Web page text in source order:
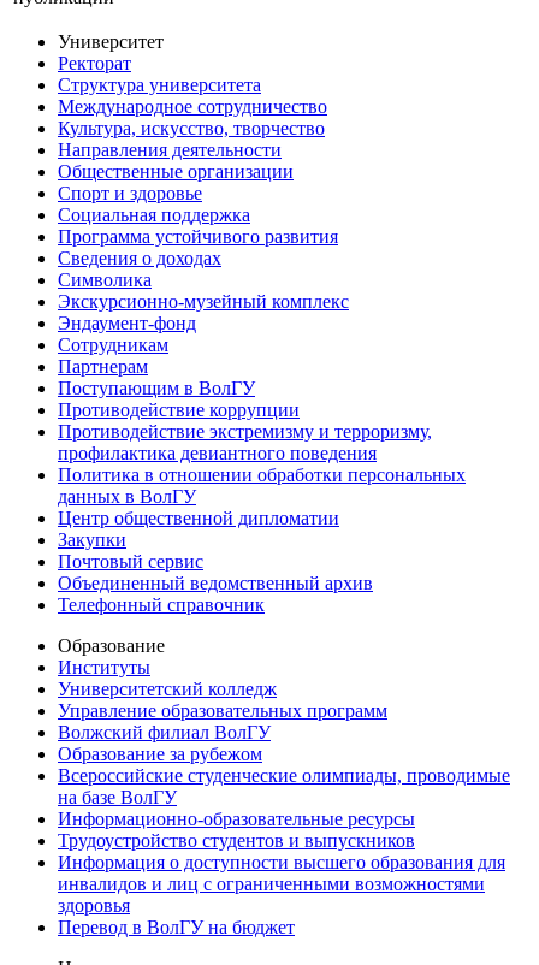
Университет
Ректорат
Структура университета
Международное сотрудничество
Культура, искусство, творчество
Направления деятельности
Общественные организации
Спорт и здоровье
Социальная поддержка
Программа устойчивого развития
Сведения о доходах
Символика
Экскурсионно-музейный комплекс
Эндаумент-фонд
Сотрудникам
Партнерам
Поступающим в ВолГУ
Противодействие коррупции
Противодействие экстремизму и терроризму,
профилактика девиантного поведения
Политика в отношении обработки персональных
данных в ВолГУ
Центр общественной дипломатии
Закупки
Почтовый сервис
Объединенный ведомственный архив
Телефонный справочник
Образование
Институты
Университетский колледж
Управление образовательных программ
Волжский филиал ВолГУ
Образование за рубежом
Всероссийские студенческие олимпиады, проводимые
на базе ВолГУ
Информационно-образовательные ресурсы
Трудоустройство студентов и выпускников
Информация о доступности высшего образования для
инвалидов и лиц с ограниченными возможностями
здоровья
Перевод в ВолГУ на бюджет